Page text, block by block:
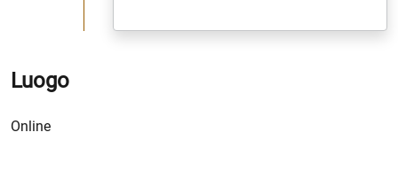
Luogo
Online